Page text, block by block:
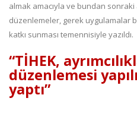
almak amacıyla ve bundan
düzenlemeler, gerek uygulamalar
katkı sunması temennisiyle yazıldı.
“TİHEK,
düzenlemesi
yaptı”